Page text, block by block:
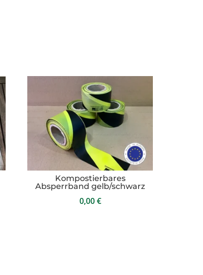
Kompostierbares
Absperrband gelb/schwarz
0,00€